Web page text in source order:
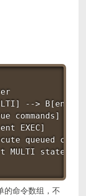
--> B[enter
commands]
EXEC]
queued
MULTI state]
的命令数组，不